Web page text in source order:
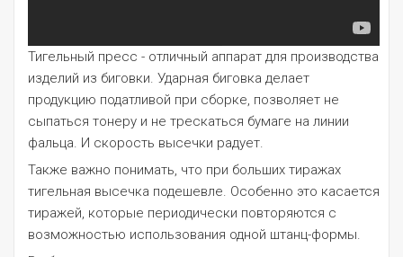
Тигельный пресс - отличный аппарат для производства
изделий из биговки. Ударная биговка делает
продукцию податливой при сборке, позволяет не
сыпаться тонеру и не трескаться бумаге на линии
фальца. И скорость высечки радует.
Также важно понимать, что при больших тиражах
тигельная высечка подешевле. Особенно это касается
тиражей, которые периодически повторяются с
возможностью использования одной штанц-формы.